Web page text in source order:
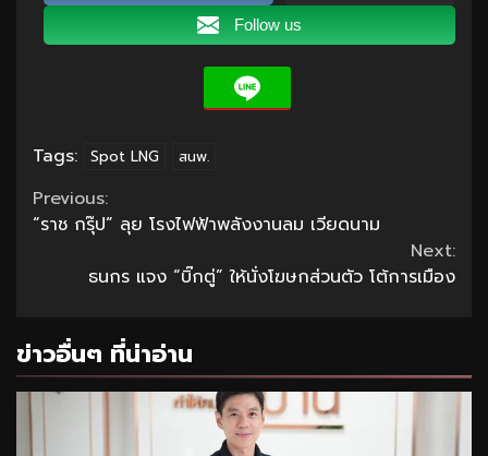
Follow us
Tags: Spot LNG สนพ.
Continue
Reading
Previous:
“ราช กรุ๊ป” ลุย โรงไฟฟ้าพลังงานลม เวียดนาม
Next:
ธนกร แจง “บิ๊กตู่” ให้นั่งโฆษกส่วนตัว โต้การเมือง
ข่าวอื่นๆ ที่น่าอ่าน